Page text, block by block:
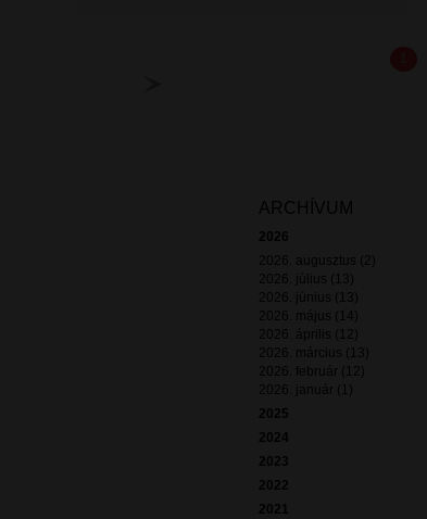
ARCHÍVUM
2026
2026. augusztus (2)
2026. július (13)
2026. június (13)
2026. május (14)
2026. április (12)
2026. március (13)
2026. február (12)
2026. január (1)
2025
2024
2023
2022
2021